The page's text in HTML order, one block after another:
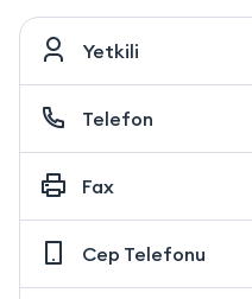
Yetkili
Telefon
Fax
Cep Telefonu